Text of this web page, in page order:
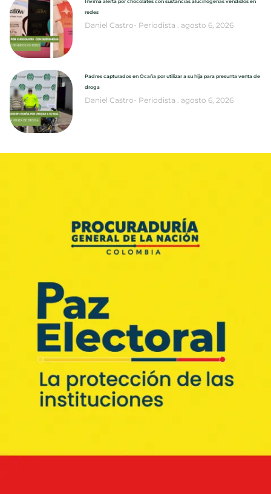
Invima alerta por chocolates con sustancias alucinógenas vendidos en
redes
Daniel Castro- Periodista agosto 6, 2026
Padres capturados en Ocaña por utilizar a su hija para presunta venta de
droga
Daniel Castro- Periodista agosto 6, 2026